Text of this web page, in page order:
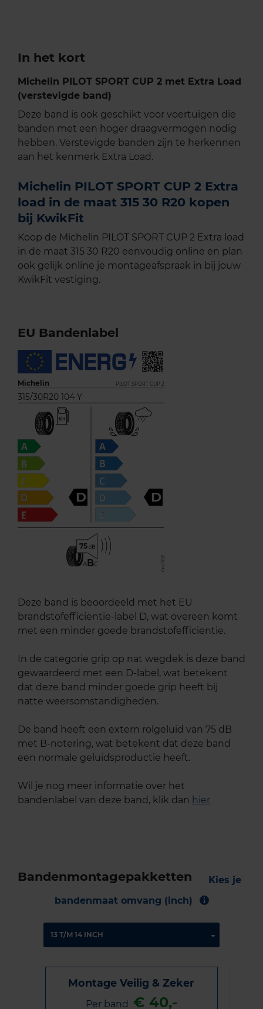
In het kort
Michelin PILOT SPORT CUP 2 met Extra Load
(verstevigde band)
Deze band is ook geschikt voor voertuigen die
banden met een hoger draagvermogen nodig
hebben. Verstevigde banden zijn te herkennen
aan het kenmerk Extra Load.
Michelin PILOT SPORT CUP 2 Extra
load in de maat 315 30 R20 kopen
bij KwikFit
Koop de Michelin PILOT SPORT CUP 2 Extra load
in de maat 315 30 R20 eenvoudig online en plan
ook gelijk online je montageafspraak in bij jouw
KwikFit vestiging.
EU Bandenlabel
Michelin PILOT SPORT CUP 2
315/30R20 104 Y
D D
75
ABC
Deze band is beoordeeld met het EU
brandstofefficiëntie-label D, wat overeen komt
met een minder goede brandstofefficiëntie.
In de categorie grip op nat wegdek is deze band
gewaardeerd met een D-label, wat betekent
dat deze band minder goede grip heeft bij
natte weersomstandigheden.
De band heeft een extern rolgeluid van 75 dB
met B-notering, wat betekent dat deze band
een normale geluidsproductie heeft.
Wil je nog meer informatie over het
bandenlabel van deze band, klik dan hier
Bandenmontagepakketten
Kies je
bandenmaat omvang (inch)
Montage Veilig & Zeker
Per band € 40,-